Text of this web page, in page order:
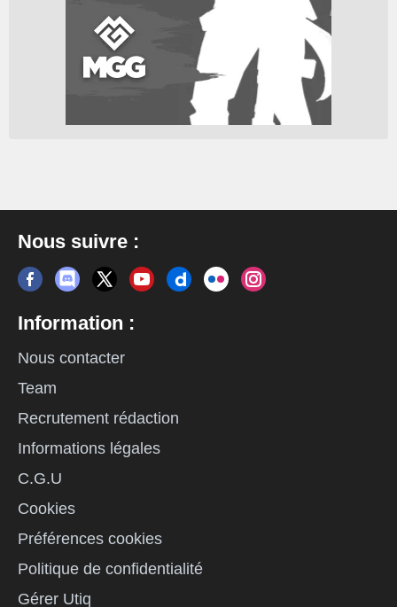
Nous suivre :
Information :
Nous contacter
Team
Recrutement rédaction
Informations légales
C.G.U
Cookies
Préférences cookies
Politique de confidentialité
Gérer Utiq